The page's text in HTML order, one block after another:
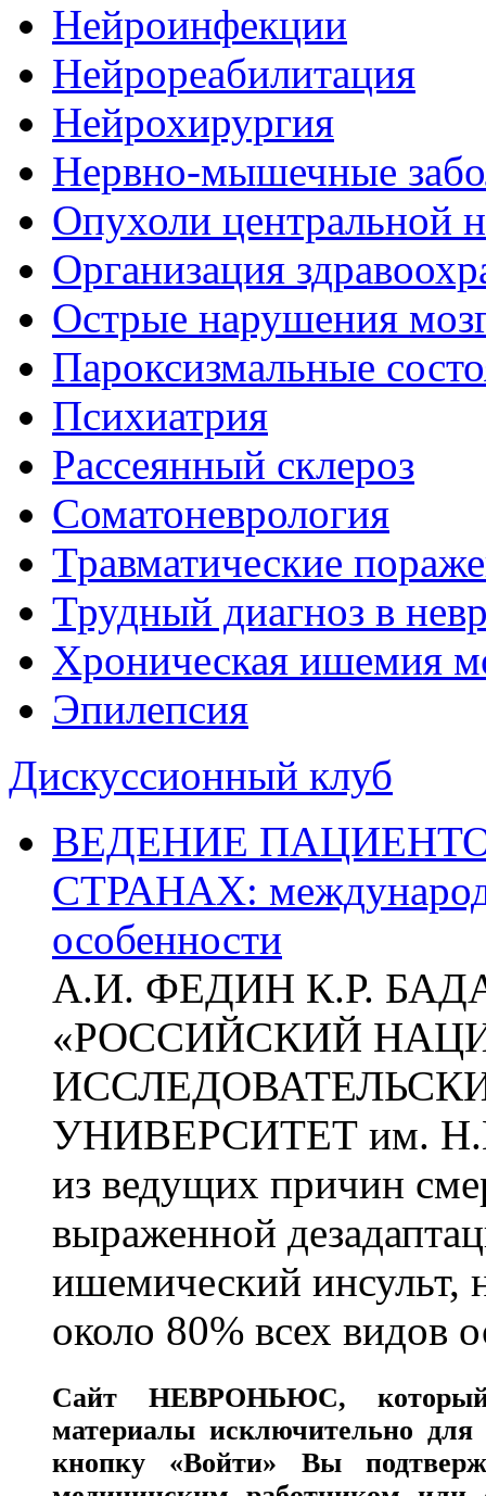
Нейроинфекции
Нейрореабилитация
Нейрохирургия
Нервно-мышечные
Опухоли центральной
Организация
Острые нарушения
Пароксизмальные
Психиатрия
Рассеянный склероз
Соматоневрология
Травматические
Трудный диагноз в
Хроническая ишемия
Эпилепсия
Дискуссионный клуб
ВЕДЕНИЕ
СТРАНАХ:
особенности
А.И. ФЕДИН К.Р.
«РОССИЙСКИЙ
УНИВЕРСИТЕТ им.
из ведущих причин
выраженной
ишемический инсульт,
около 80% всех видов
СайтНЕВРОНЬЮС,
материалы исключительно для
кнопку «Войти» Вы